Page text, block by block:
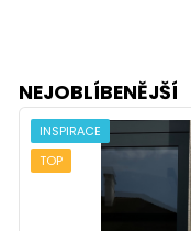
NEJOBLÍBENĚJŠÍ
INSPIRACE
TOP